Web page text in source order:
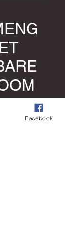
Facebook